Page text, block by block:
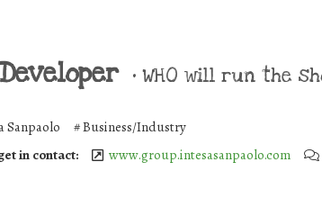
• WHO will run the
Sanpaolo #Business/Industry
in contact:
www.group.intesasanpaolo.com